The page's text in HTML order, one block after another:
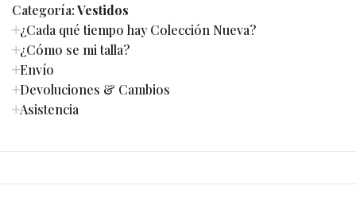
Categoría:Vestidos
¿Cada qué tiempo hay Colección Nueva?
¿Cómo se mi talla?
Envío
Devoluciones & Cambios
Asistencia